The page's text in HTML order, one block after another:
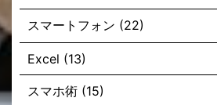
スマートフォン (22)
Excel (13)
スマホ術 (15)